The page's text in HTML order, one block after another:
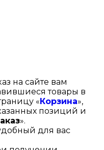
на сайте вам
товары в
«Корзина»,
позиций и
».
для вас